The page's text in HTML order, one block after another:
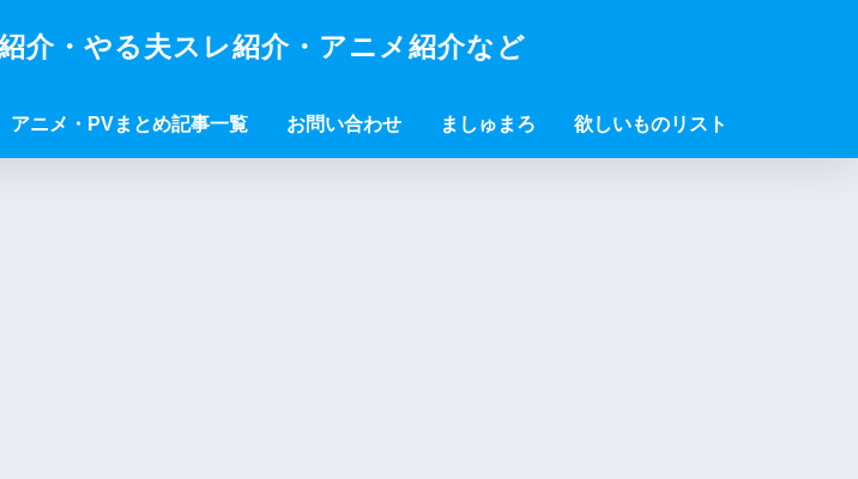
・やる夫スレ紹介・アニメ紹介など
アニメ・PVまとめ記事一覧 お問い合わせ ましゅまろ 欲しいものリスト